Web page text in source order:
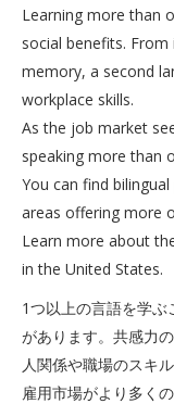
Learning more than
social benefits.
memory, a second
workplace skills.
As the job market
speaking more than
You can find
areas offering more
Learn more about
in the United States.
1つ以上の言語を学
があります。共感力
人関係や職場のスキ
雇用市場がより多く